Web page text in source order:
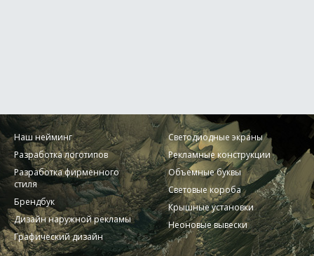
Наш нейминг
Разработка логотипов
Разработка фирменного
стиля
Брендбук
Дизайн наружной рекламы
Графический дизайн
Светодиодные экраны
Рекламные конструкции
Объемные буквы
Световые короба
Крышные установки
Неоновые вывески